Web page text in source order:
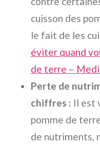
cuisson des
le fait de les
éviter quand
de terre –
Perte de
chiffres : Il est
pomme de
de nutriments,